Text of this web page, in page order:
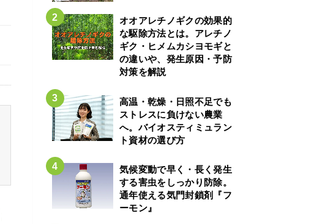
オオアレチノギクの効果的
な駆除方法とは。アレチノ
ギク・ヒメムカシヨモギと
の違いや、発生原因・予防
対策を解説
高温・乾燥・日照不足でも
ストレスに負けない農業
へ。バイオスティミュラン
ト資材の選び方
気候変動で早く・長く発生
する害虫をしっかり防除。
通年使える気門封鎖剤『フ
ーモン』